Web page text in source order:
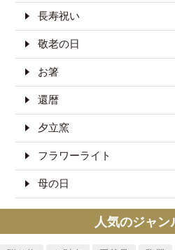
長寿祝い
敬老の日
お箸
還暦
夕立窯
フラワーライト
母の日
人気のジャン